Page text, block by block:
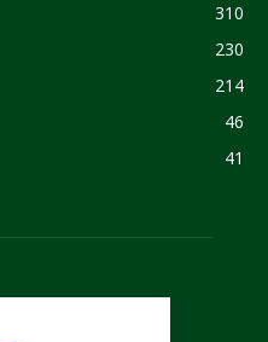
310
230
214
46
41